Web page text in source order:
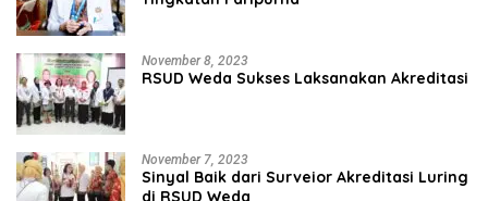
November 8, 2023
RSUD Weda Sukses Laksanakan Akreditasi
November 7, 2023
Sinyal Baik dari Surveior Akreditasi Luring
di RSUD Weda